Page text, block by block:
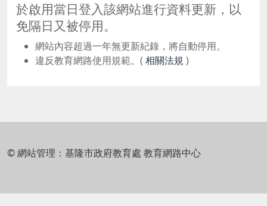
於啟用當日登入該網站進行資料更新，以
免隔日又被停用。
網站內容超過一年無更新紀錄，將自動停用。
違反教育網路使用規範。( 相關法規 )
© 網站管理：基隆市政府教育處 教育網路中心